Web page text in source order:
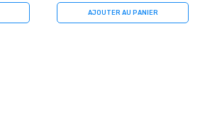
AJOUTER AU PANIER